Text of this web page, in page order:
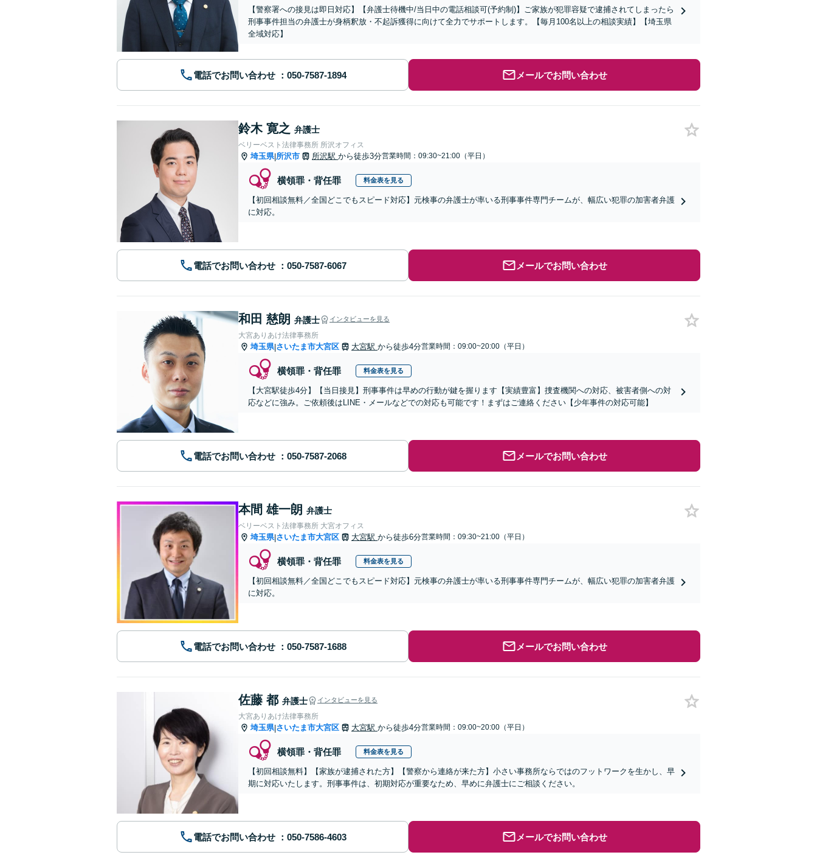
【警察署への接見は即日対応】【弁護士待機中/当日中の電話相談可(予約制)】ご家族が犯罪容疑で逮捕されてしまったら
刑事事件担当の弁護士が身柄釈放・不起訴獲得に向けて全力でサポートします。【毎月100名以上の相談実績】【埼玉県
全域対応】
電話でお問い合わせ メールでお問い合わせ
鈴木 寛之 弁護士
ベリーベスト法律事務所 所沢オフィス
埼玉県|所沢市 所沢駅 から徒歩3分営業時間：09:30~21:00（平日）
横領罪・背任罪 料金表を見る
【初回相談無料／全国どこでもスピード対応】元検事の弁護士が率いる刑事事件専門チームが、幅広い犯罪の加害者弁護
に対応。
電話でお問い合わせ メールでお問い合わせ
和田 慈朗 弁護士 インタビューを見る
大宮ありあけ法律事務所
埼玉県|さいたま市大宮区 大宮駅 から徒歩4分営業時間：09:00~20:00（平日）
横領罪・背任罪 料金表を見る
【大宮駅徒歩4分】【当日接見】刑事事件は早めの行動が鍵を握ります【実績豊富】捜査機関への対応、被害者側への対
応などに強み。ご依頼後はLINE・メールなどでの対応も可能です！まずはご連絡ください【少年事件の対応可能】
電話でお問い合わせ メールでお問い合わせ
本間 雄一朗 弁護士
ベリーベスト法律事務所 大宮オフィス
埼玉県|さいたま市大宮区 大宮駅 から徒歩6分営業時間：09:30~21:00（平日）
横領罪・背任罪 料金表を見る
【初回相談無料／全国どこでもスピード対応】元検事の弁護士が率いる刑事事件専門チームが、幅広い犯罪の加害者弁護
に対応。
電話でお問い合わせ メールでお問い合わせ
佐藤 都 弁護士 インタビューを見る
大宮ありあけ法律事務所
埼玉県|さいたま市大宮区 大宮駅 から徒歩4分営業時間：09:00~20:00（平日）
横領罪・背任罪 料金表を見る
【初回相談無料】【家族が逮捕された方】【警察から連絡が来た方】小さい事務所ならではのフットワークを生かし、早
期に対応いたします。刑事事件は、初期対応が重要なため、早めに弁護士にご相談ください。
電話でお問い合わせ メールでお問い合わせ